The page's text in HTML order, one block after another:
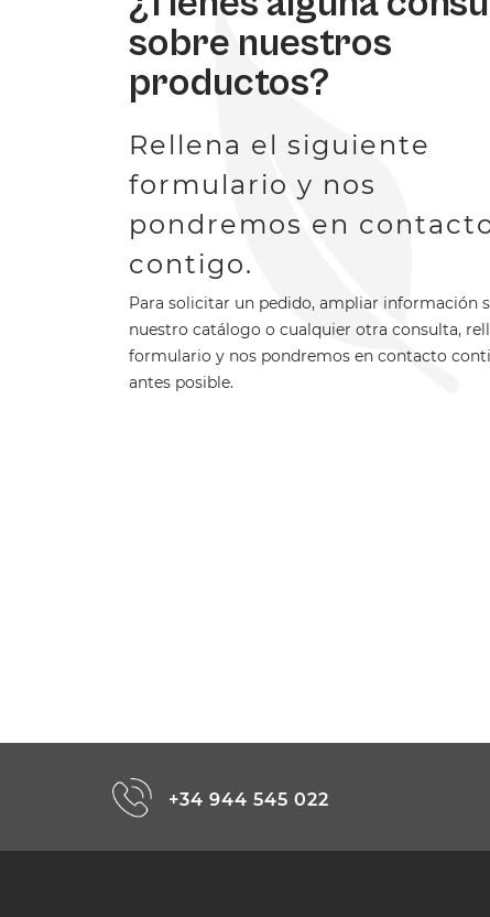
sobre nuestros
productos?
Rellena el siguiente
formulario y nos
pondremos en
contigo.
Para solicitar un pedido, ampliar información
nuestro catálogo o cualquier otra consulta,
formulario y nos pondremos en contacto
antes posible.
+34 944 545 022